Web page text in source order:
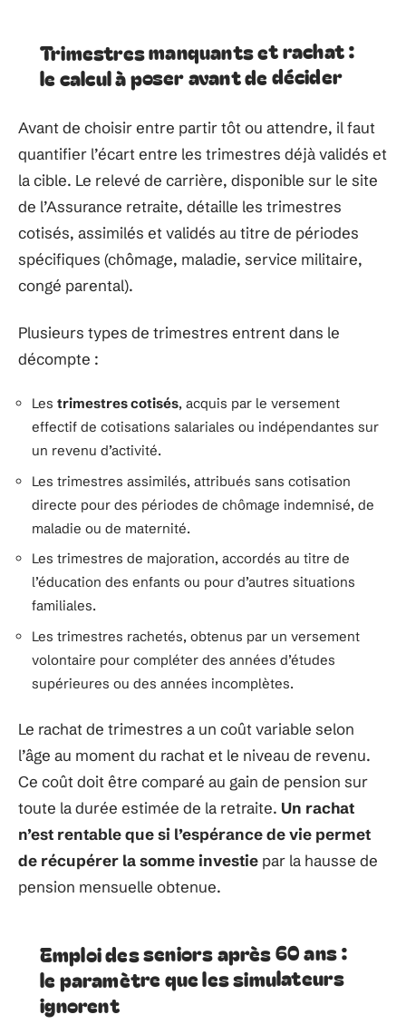
Trimestres manquants et rachat :
le calcul à poser avant de décider
Avant de choisir entre partir tôt ou attendre, il faut
quantifier l’écart entre les trimestres déjà validés et
la cible. Le relevé de carrière, disponible sur le site
de l’Assurance retraite, détaille les trimestres
cotisés, assimilés et validés au titre de périodes
spécifiques (chômage, maladie, service militaire,
congé parental).
Plusieurs types de trimestres entrent dans le
décompte :
Les trimestres cotisés, acquis par le versement
effectif de cotisations salariales ou indépendantes sur
un revenu d’activité.
Les trimestres assimilés, attribués sans cotisation
directe pour des périodes de chômage indemnisé, de
maladie ou de maternité.
Les trimestres de majoration, accordés au titre de
l’éducation des enfants ou pour d’autres situations
familiales.
Les trimestres rachetés, obtenus par un versement
volontaire pour compléter des années d’études
supérieures ou des années incomplètes.
Le rachat de trimestres a un coût variable selon
l’âge au moment du rachat et le niveau de revenu.
Ce coût doit être comparé au gain de pension sur
toute la durée estimée de la retraite. Un rachat
n’est rentable que si l’espérance de vie permet
de récupérer la somme investie par la hausse de
pension mensuelle obtenue.
Emploi des seniors après 60 ans :
le paramètre que les simulateurs
ignorent